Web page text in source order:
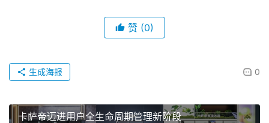
赞 (0)
0
生成海报
卡萨帝迈进用户全生命周期管理新阶段